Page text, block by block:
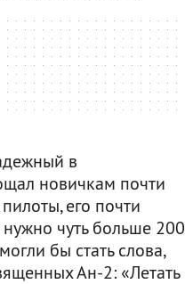
в
новичкам почти
его почти
чуть больше 200
бы стать слова,
Ан-2: «Летать